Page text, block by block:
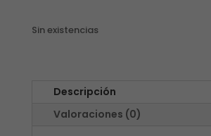
Sin existencias
Descripción
Valoraciones (0)